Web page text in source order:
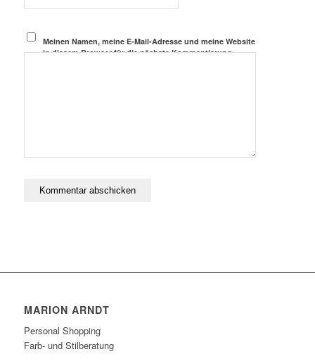
Meinen Namen, meine E-Mail-Adresse und meine Website
in diesem Browser für die nächste Kommentierung
MARION ARNDT
Personal Shopping
Farb- und Stilberatung